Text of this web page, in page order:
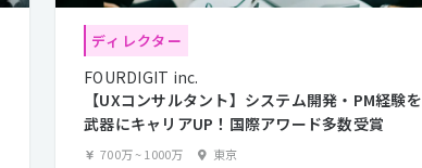
ディレクター
FOURDIGIT inc.
【UXコンサルタント】システム開発・PM経験を
武器にキャリアUP！国際アワード多数受賞
700万~1000万 東京